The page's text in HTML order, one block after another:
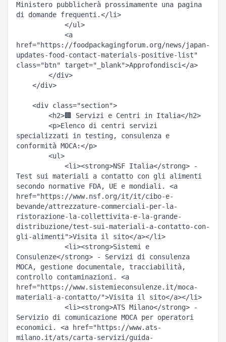
Ministero pubblicherà prossimamente una pagina
di domande frequenti.</li>
href="https://foodpackagingforum.org/news/japan-
updates-food-contact-materials-positive-list"
class="btn" target="_blank">Approfondisci</a>
specializzati in testing, consulenza e
conformità MOCA:</p>
Test sui materiali a contatto con gli alimenti
secondo normative FDA, UE e mondiali. <a
href="https://www.nsf.org/it/it/cibo-e-
bevande/attrezzature-commerciali-per-la-
ristorazione-la-collettivita-e-la-grande-
distribuzione/test-sui-materiali-a-contatto-con-
gli-alimenti">Visita il sito</a></li>
Consulenze</strong> - Servizi di consulenza
MOCA, gestione documentale, tracciabilità,
controllo contaminazioni. <a
href="https://www.sistemieconsulenze.it/moca-
materiali-a-contatto/">Visita il sito</a></li>
Servizio di comunicazione MOCA per operatori
economici. <a href="https://www.ats-
milano.it/ats/carta-servizi/guida-